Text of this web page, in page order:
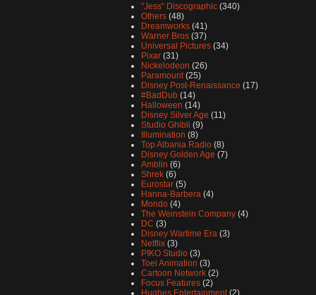
"Jess" Discographic (340)
Others (48)
Dreamworks (41)
Warner Bros (37)
Universal Pictures (34)
Pixar (31)
Nickelodeon (26)
Paramount (25)
Disney Post-Renaissance (17)
#BadDub (14)
Halloween (14)
Disney Silver Age (11)
Studio Ghibli (9)
Illumination (8)
Top Albania Radio (8)
Disney Golden Age (7)
Amblin (6)
Shrek (6)
Eurostar (5)
Hanna-Barbera (4)
Mondo (4)
The Weinstein Company (4)
DC (3)
Disney Wartime Era (3)
Netflix (3)
PIKO Studio (3)
Toei Animation (3)
Cartoon Network (2)
Focus Features (2)
Hughes Entertainment (2)